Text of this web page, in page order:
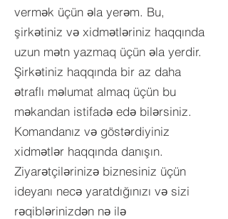
vermək üçün əla yerəm.​ Bu,
şirkətiniz və xidmətləriniz haqqında
uzun mətn yazmaq üçün əla yerdir.
Şirkətiniz haqqında bir az daha
ətraflı məlumat almaq üçün bu
məkandan istifadə edə bilərsiniz.
Komandanız və göstərdiyiniz
xidmətlər haqqında danışın.
Ziyarətçilərinizə biznesiniz üçün
ideyanı necə yaratdığınızı və sizi
rəqiblərinizdən nə ilə